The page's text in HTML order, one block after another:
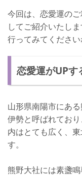
今回は、恋愛運の
してご紹介いたし
行ってみてください
恋愛運がUPす
山形県南陽市にあ
伊勢と呼ばれてお
内はとても広く、
す。
熊野大社には素盞